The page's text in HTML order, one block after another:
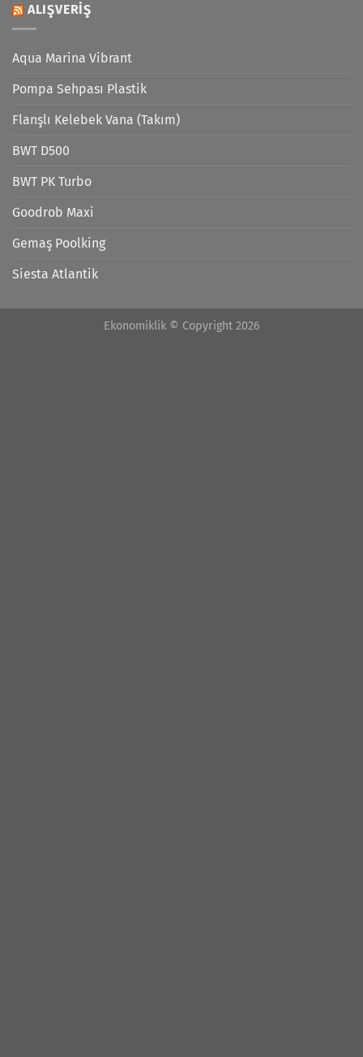
ALIŞVERIŞ
Aqua Marina Vibrant
Pompa Sehpası Plastik
Flanşlı Kelebek Vana (Takım)
BWT D500
BWT PK Turbo
Goodrob Maxi
Gemaş Poolking
Siesta Atlantik
Ekonomiklik © Copyright 2026